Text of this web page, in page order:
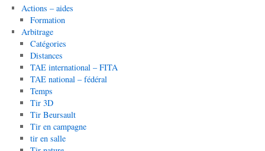
Actions – aides
Formation
Arbitrage
Catégories
Distances
TAE international – FITA
TAE national – fédéral
Temps
Tir 3D
Tir Beursault
Tir en campagne
tir en salle